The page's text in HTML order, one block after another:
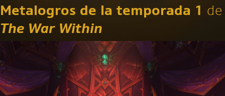
Metalogros de la temporada 1 de
The War Within